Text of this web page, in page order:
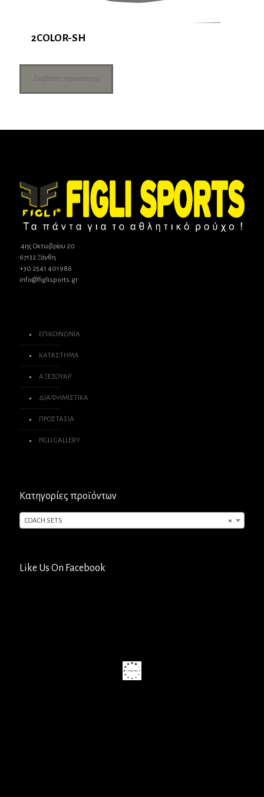
2COLOR-SH
Διαβάστε περισσότερα
4ης Οκτωβρίου 20
67132 Ξάνθη
+30 2541 401986
info@figlisports.gr
ΕΠΙΚΟΙΝΩΝΙΑ
ΚΑΤΑΣΤΗΜΑ
ΑΞΕΣΟΥΑΡ
ΔΙΑΦΗΜΙΣΤΙΚΑ
ΠΡΟΣΤΑΣΙΑ
FIGLI GALLERY
Κατηγορίες προϊόντων
×
COACH SETS
Like Us On Facebook